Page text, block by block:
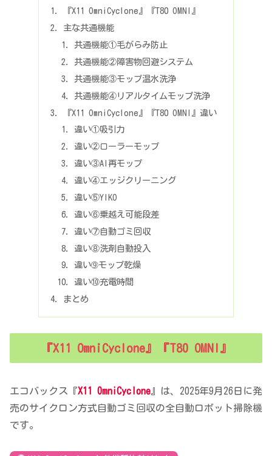
『X11 OmniCyclone』『T80 OMNI』
主な共通機能
共通機能①毛がらみ防止
共通機能②障害物回避システム
共通機能③モップ温水洗浄
共通機能④リアルタイムモップ洗浄
『X11 OmniCyclone』『T80 OMNI』違い
違い①吸引力
違い②ローラーモップ
違い③AI再モップ
違い④エッジクリーニング
違い⑤YIKO
違い⑥乗越え可能段差
違い⑦自動ゴミ回収
違い⑧洗剤自動投入
違い➈モップ乾燥
違い⑩充電時間
まとめ
『X11 OmniCyclone』『T80 OMNI』
エコバックス『X11 OmniCyclone 』は、2025年9月26日に発
売のサイクロン方式自動ゴミ回収の全自動ロボット掃除機
です。